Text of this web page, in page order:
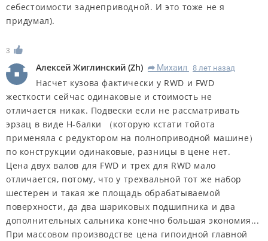
себестоимости заднеприводной. И это тоже не я
придумал).
3
Алексей Жиглинский (Zh) R Михаил 8 лет назад
Насчет кузова фактически у RWD и FWD
жесткости сейчас одинаковые и стоимость не
отличается никак. Подвески если не рассматривать
эрзац в виде Н-балки （которую кстати тойота
применяла с редуктором на полноприводной машине）
по конструкции одинаковые, разницы в цене нет.
Цена двух валов для FWD и трех для RWD мало
отличается, потому, что у трехвальной тот же набор
шестерен и такая же площадь обрабатываемой
поверхности, да два шариковых подшипника и два
дополнительных сальника конечно большая экономия...
При массовом производстве цена гипоидной главной